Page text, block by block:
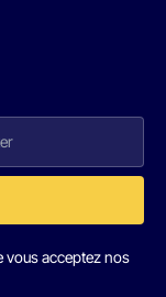
vous acceptez nos